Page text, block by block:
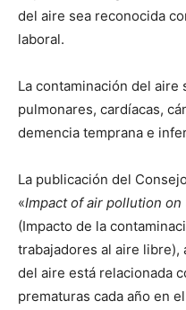
del aire sea reconocida
laboral.
La contaminación del aire
pulmonares, cardíacas,
demencia temprana e
La publicación del
«Impact of air pollution
(Impacto de la
trabajadores al aire
del aire está relacionada
prematuras cada año en